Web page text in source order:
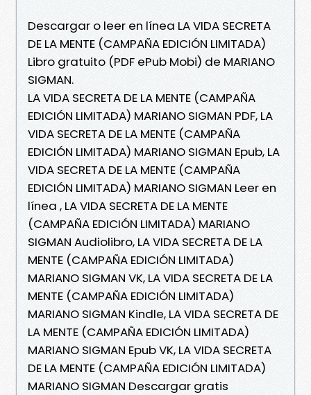
Descargar o leer en línea LA VIDA SECRETA
DE LA MENTE (CAMPAÑA EDICIÓN LIMITADA)
Libro gratuito (PDF ePub Mobi) de MARIANO
SIGMAN.
LA VIDA SECRETA DE LA MENTE (CAMPAÑA
EDICIÓN LIMITADA) MARIANO SIGMAN PDF, LA
VIDA SECRETA DE LA MENTE (CAMPAÑA
EDICIÓN LIMITADA) MARIANO SIGMAN Epub, LA
VIDA SECRETA DE LA MENTE (CAMPAÑA
EDICIÓN LIMITADA) MARIANO SIGMAN Leer en
línea , LA VIDA SECRETA DE LA MENTE
(CAMPAÑA EDICIÓN LIMITADA) MARIANO
SIGMAN Audiolibro, LA VIDA SECRETA DE LA
MENTE (CAMPAÑA EDICIÓN LIMITADA)
MARIANO SIGMAN VK, LA VIDA SECRETA DE LA
MENTE (CAMPAÑA EDICIÓN LIMITADA)
MARIANO SIGMAN Kindle, LA VIDA SECRETA DE
LA MENTE (CAMPAÑA EDICIÓN LIMITADA)
MARIANO SIGMAN Epub VK, LA VIDA SECRETA
DE LA MENTE (CAMPAÑA EDICIÓN LIMITADA)
MARIANO SIGMAN Descargar gratis